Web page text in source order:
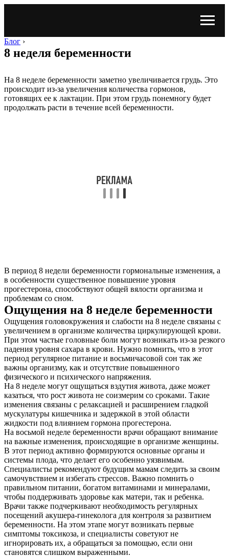
Блог ›
8 неделя беременности
На 8 неделе беременности заметно увеличивается грудь. Это
происходит из-за увеличения количества гормонов,
готовящих ее к лактации. При этом грудь понемногу будет
продолжать расти в течение всей беременности.
В период 8 недели беременности гормональные изменения, а
в особенности существенное повышение уровня
прогестерона, способствуют общей вялости организма и
проблемам со сном.
Ощущения на 8 неделе беременности
Ощущения головокружения и слабости на 8 неделе связаны с
увеличением в организме количества циркулирующей крови.
При этом частые головные боли могут возникать из-за резкого
падения уровня сахара в крови. Нужно помнить, что в этот
период регулярное питание и восьмичасовой сон так же
важны организму, как и отсутствие повышенного
физического и психического напряжения.
На 8 неделе могут ощущаться вздутия живота, даже может
казаться, что рост живота не соизмерим со сроками. Такие
изменения связаны с релаксацией и расширением гладкой
мускулатуры кишечника и задержкой в этой области
жидкости под влиянием гормона прогестерона.
На восьмой неделе беременности врачи обращают внимание
на важные изменения, происходящие в организме женщины.
В этот период активно формируются основные органы и
системы плода, что делает его особенно уязвимым.
Специалисты рекомендуют будущим мамам следить за своим
самочувствием и избегать стрессов. Важно помнить о
правильном питании, богатом витаминами и минералами,
чтобы поддерживать здоровье как матери, так и ребенка.
Врачи также подчеркивают необходимость регулярных
посещений акушера-гинеколога для контроля за развитием
беременности. На этом этапе могут возникать первые
симптомы токсикоза, и специалисты советуют не
игнорировать их, а обращаться за помощью, если они
становятся слишком выраженными.